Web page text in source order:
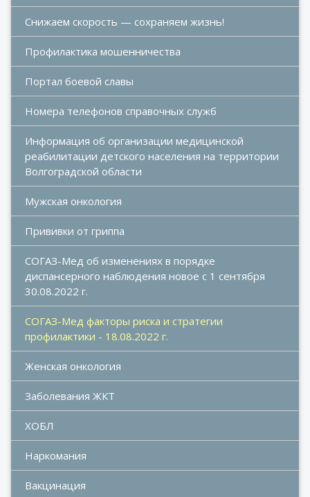
Снижаем скорость — сохраняем жизнь!
Профилактика мошенничества
Портал боевой славы
Номера телефонов справочных служб
Информация об организации медицинской
реабилитации детского населения на территории
Волгоградской области
Мужская онкология
Прививки от гриппа
СОГАЗ-Мед об изменениях в порядке
диспансерного наблюдения новое с 1 сентября
30.08.2022 г.
СОГАЗ-Мед факторы риска и стратегии
профилактики - 18.08.2022 г.
Женская онкология
Заболевания ЖКТ
ХОБЛ
Наркомания
Вакцинация